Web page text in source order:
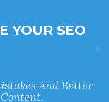
YOUR SEO
And Better